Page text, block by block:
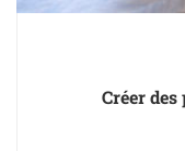
Créer